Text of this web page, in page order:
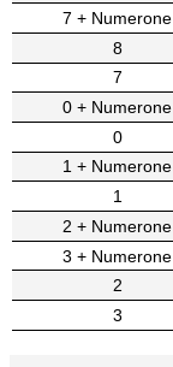
7 + Numerone
8
7
0 + Numerone
0
1 + Numerone
1
2 + Numerone
3 + Numerone
2
3